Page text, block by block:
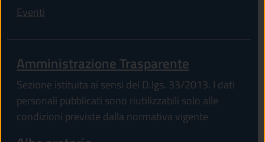
Eventi
Amministrazione Trasparente
Sezione istituita ai sensi del D.lgs. 33/2013. I dati
personali pubblicati sono riutilizzabili solo alle
condizioni previste dalla normativa vigente